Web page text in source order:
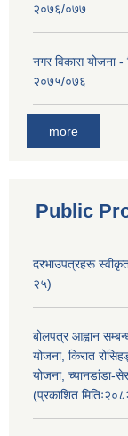
२०७६/०७७
नगर विकास योजना -
२०७५/०७६
more
Public
दरभाउपत्रहरू
२५)
बोलपत्र आह्वान
योजना, किरात
योजना, च्यानडांडा-
(प्रकाशित